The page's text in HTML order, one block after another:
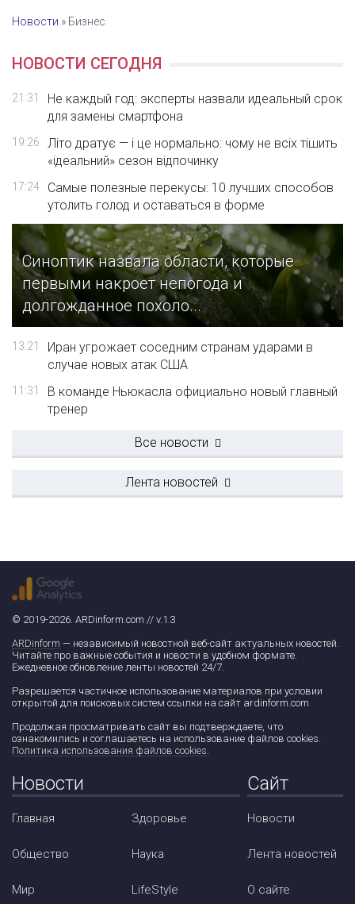
Новости » Бизнес
НОВОСТИ СЕГОДНЯ
21:31
Не каждый год: эксперты назвали идеальный срок
для замены смартфона
19:26
Літо дратує — і це нормально: чому не всіх тішить
«ідеальний» сезон відпочинку
17:24
Самые полезные перекусы: 10 лучших способов
утолить голод и оставаться в форме
Синоптик назвала области, которые
первыми накроет непогода и
долгожданное похоло...
13:21
Иран угрожает соседним странам ударами в
случае новых атак США
11:31
В команде Ньюкасла официально новый главный
тренер
Все новости
Лента новостей
© 2019-2026. ARDinform.com // v.1.3
ARDinform — независимый новостной веб-сайт актуальных новостей.
Читайте про важные события и новости в удобном формате.
Ежедневное обновление ленты новостей 24/7.
Разрешается частичное использование материалов при условии
открытой для поисковых систем ссылки на сайт ardinform.com
Продолжая просматривать сайт вы подтверждаете, что
ознакомились и соглашаетесь на использование файлов cookies.
Политика использования файлов cookies.
Новости
Главная
Общество
Мир
Здоровье
Наука
LifeStyle
Сайт
Новости
Лента новостей
О сайте